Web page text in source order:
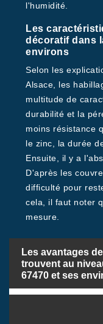
l'humidité.
Les
décoratif dans
environs
Selon les
Alsace, les
multitude de
durabilité et la
moins résistance
le zinc, la durée
Ensuite, il y a
D'après les
difficulté pour
cela, il faut noter
mesure.
Les avantages
trouvent au
67470 et ses